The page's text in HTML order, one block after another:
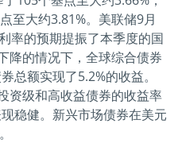
至大约3.81%。美联储9月
率的预期提振了本季度的国
降的情况下，全球综合债券
总额实现了5.2%的收益。
资级和高收益债券的收益率
稳健。新兴市场债券在美元